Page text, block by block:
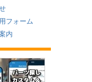
フォーム
内